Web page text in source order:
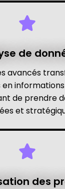
de
avancés
de prendre
et
des